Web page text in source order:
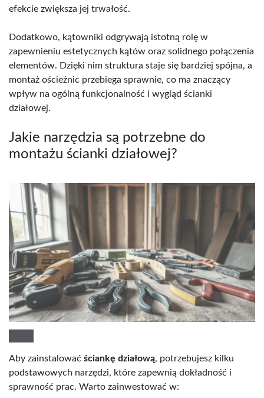
efekcie zwiększa jej trwałość.
Dodatkowo, kątowniki odgrywają istotną rolę w
zapewnieniu estetycznych kątów oraz solidnego połączenia
elementów. Dzięki nim struktura staje się bardziej spójna, a
montaż ościeżnic przebiega sprawnie, co ma znaczący
wpływ na ogólną funkcjonalność i wygląd ścianki
działowej.
Jakie narzędzia są potrzebne do
montażu ścianki działowej?
Aby zainstalować ściankę działową, potrzebujesz kilku
podstawowych narzędzi, które zapewnią dokładność i
sprawność prac. Warto zainwestować w: